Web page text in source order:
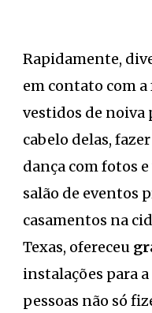
Rapidamente,
em contato com
vestidos de noiva
cabelo delas,
dança com fotos
salão de eventos
casamentos na
Texas, ofereceu
instalações para a
pessoas não só